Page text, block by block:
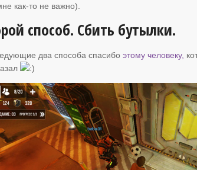
как-то не важно).
способ. Сбить бутылки.
два способа спасибоэтому человеку,